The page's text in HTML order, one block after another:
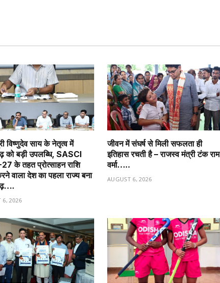
विष्णुदेव साय के नेतृत्व में
को बड़ी उपलब्धि, SASCI
के तहत प्रोत्साहन राशि
वाला देश का पहला राज्य बना
6, 2026
जीवन में संघर्ष से मिली सफलता ही
इतिहास रचती है – राजस्व मंत्री टंक राम
वर्मा…..
AUGUST 6, 2026